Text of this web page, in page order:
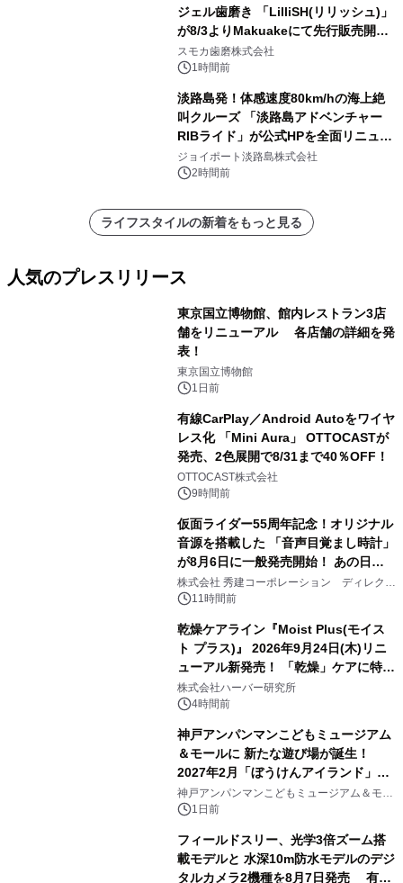
ジェル歯磨き 「LilliSH(リリッシュ)」
が8/3よりMakuakeにて先行販売開
始！
スモカ歯磨株式会社
1時間前
淡路島発！体感速度80km/hの海上絶
叫クルーズ 「淡路島アドベンチャー
RIBライド」が公式HPを全面リニュー
アル！ ～スマホで即予約完了の「スマ
ート設計」へ刷新～
ジョイポート淡路島株式会社
2時間前
ライフスタイルの新着をもっと見る
人気のプレスリリース
東京国立博物館、館内レストラン3店
舗をリニューアル 各店舗の詳細を発
表！
東京国立博物館
1日前
有線CarPlay／Android Autoをワイヤ
レス化 「Mini Aura」 OTTOCASTが
発売、2色展開で8/31まで40％OFF！
OTTOCAST株式会社
9時間前
仮面ライダー55周年記念！オリジナル
音源を搭載した 「音声目覚まし時計」
が8月6日に一般発売開始！ あの日の
大興奮が今甦る
株式会社 秀建コーポレーション ディレクト
アートギャラリー
11時間前
乾燥ケアライン『Moist Plus(モイス
ト プラス)』 2026年9月24日(木)リニ
ューアル新発売！ 「乾燥」ケアに特化
し、ライン使いで潤いに満ちた肌へ
株式会社ハーバー研究所
4時間前
神戸アンパンマンこどもミュージアム
＆モールに 新たな遊び場が誕生！
2027年2月「ぼうけんアイランド」が
オープン
神戸アンパンマンこどもミュージアム＆モー
ル 1日前
フィールドスリー、光学3倍ズーム搭
載モデルと 水深10m防水モデルのデジ
タルカメラ2機種を8月7日発売 有効